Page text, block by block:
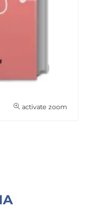
activate zoom